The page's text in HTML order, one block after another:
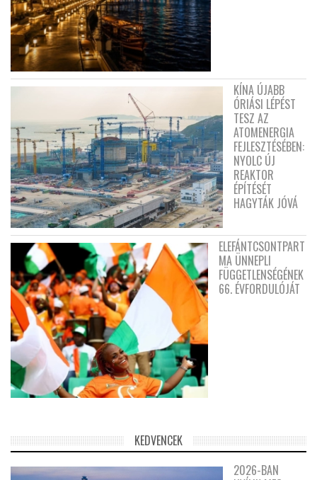
KÍNA ÚJABB
ÓRIÁSI LÉPÉST
TESZ AZ
ATOMENERGIA
FEJLESZTÉSÉBEN:
NYOLC ÚJ
REAKTOR
ÉPÍTÉSÉT
HAGYTÁK JÓVÁ
ELEFÁNTCSONTPART
MA ÜNNEPLI
FÜGGETLENSÉGÉNEK
66. ÉVFORDULÓJÁT
KEDVENCEK
2026-BAN